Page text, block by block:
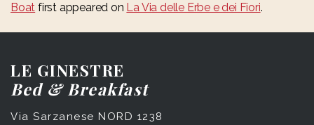
Boat first appeared on La Via delle Erbe e dei Fiori.
LE GINESTRE
Bed & Breakfast
Via Sarzanese NORD 1238